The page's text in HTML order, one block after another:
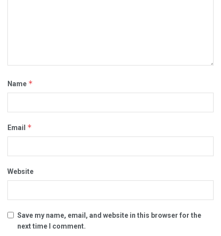
Name *
Email *
Website
Save my name, email, and website in this browser for the
next time I comment.